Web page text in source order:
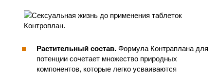
Растительный состав. Формула Контраплана для
потенции сочетает множество природных
компонентов, которые легко усваиваются